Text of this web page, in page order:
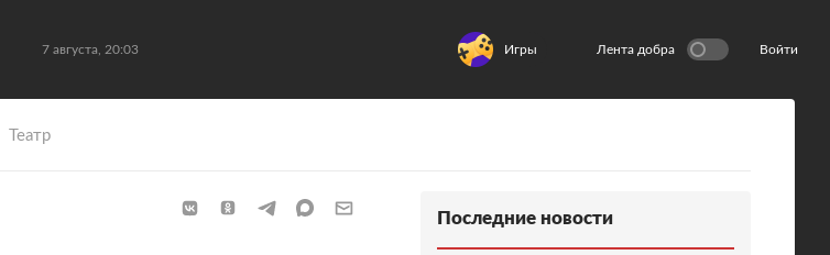
7 августа, 20:03 Игры Лента добра Войти
Театр
Последние новости